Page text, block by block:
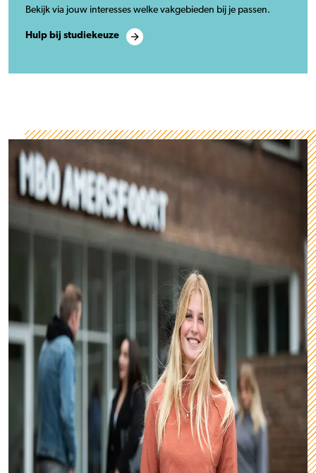
Bekijk via jouw interesses welke vakgebieden bij je passen.
Hulp bij studiekeuze